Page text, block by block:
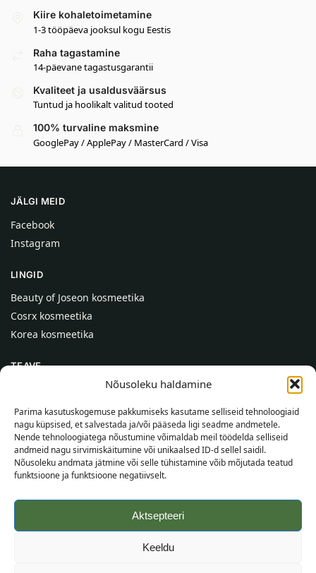
Nõusoleku haldamine
Parima kasutuskogemuse pakkumiseks kasutame selliseid tehnoloogiaid
nagu küpsised, et salvestada ja/või pääseda ligi seadme andmetele.
Nende tehnoloogiatega nõustumine võimaldab meil töödelda selliseid
andmeid nagu sirvimiskäitumine või unikaalsed ID-d sellel saidil.
Nõusoleku andmata jätmine või selle tühistamine võib mõjutada teatud
funktsioone ja funktsioone negatiivselt.
Aktsepteeri
Keeldu
Kiire kohaletoimetamine
1-3 tööpäeva jooksul kogu Eestis
Raha tagastamine
14-päevane tagastusgarantii
Kvaliteet ja usaldusväärsus
Tuntud ja hoolikalt valitud tooted
100% turvaline maksmine
GooglePay / ApplePay / MasterCard / Visa
JÄLGI MEID
Facebook
Instagram
LINGID
Beauty of Joseon kosmeetika
Cosrx kosmeetika
Korea kosmeetika
TEAVE
Kontaktid
Abi
TEAVE OSTJALE
Tarnetingimused
Tingimused
Veebikaart